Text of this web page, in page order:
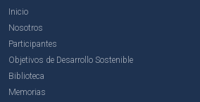
Inicio
Nosotros
Participantes
Objetivos de Desarrollo Sostenible
Biblioteca
Memorias